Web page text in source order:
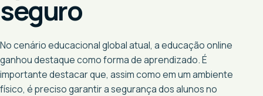
seguro
No cenário educacional global atual, a educação online
ganhou destaque como forma de aprendizado. É
importante destacar que, assim como em um ambiente
físico, é preciso garantir a segurança dos alunos no